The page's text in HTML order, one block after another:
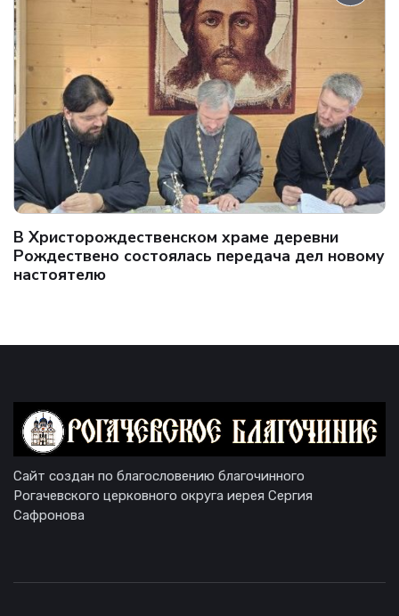
В Христорождественском храме деревни
Рождествено состоялась передача дел новому
настоятелю
Сайт создан по благословению благочинного
Рогачевского церковного округа иерея Сергия
Сафронова